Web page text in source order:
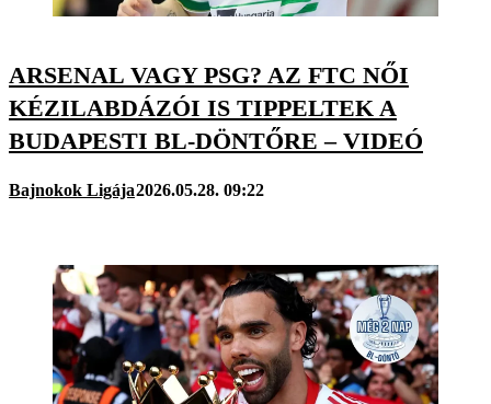
ARSENAL VAGY PSG? AZ FTC NŐI
KÉZILABDÁZÓI IS TIPPELTEK A
BUDAPESTI BL-DÖNTŐRE – VIDEÓ
Bajnokok Ligája2026.05.28. 09:22